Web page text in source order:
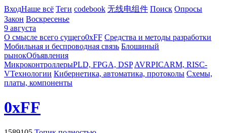
ВходНаше всё Теги codebook 无线电组件 Поиск Опросы
Закон Воскресенье
9 августа
О смысле всего сущего0xFF Средства и методы разработки
Мобильная и беспроводная связь Блошиный
рынокОбъявления
МикроконтроллерыPLD, FPGA, DSP AVRPICARM, RISC-
VТехнологии Кибернетика, автоматика, протоколы Схемы,
платы, компоненты
0xFF